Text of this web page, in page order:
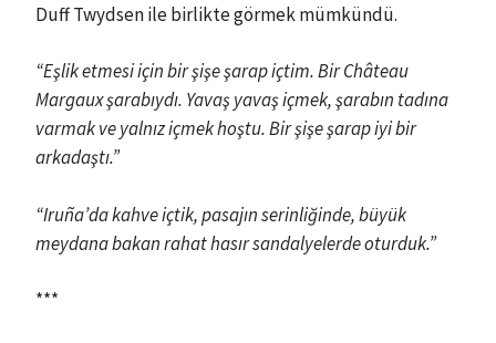
Duff Twydsen ile birlikte görmek mümkündü.
“Eşlik etmesi için bir şişe şarap içtim. Bir Château
Margaux şarabıydı. Yavaş yavaş içmek, şarabın tadına
varmak ve yalnız içmek hoştu. Bir şişe şarap iyi bir
arkadaştı.”
“Iruña’da kahve içtik, pasajın serinliğinde, büyük
meydana bakan rahat hasır sandalyelerde oturduk.”
***